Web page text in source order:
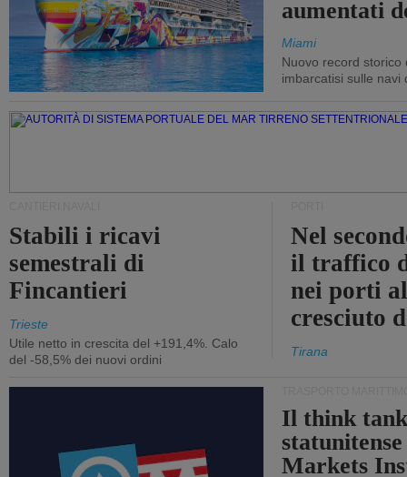
aumentati
Miami
Nuovo record storico
imbarcatisi sulle navi
Stabili i ricavi
semestrali di
Fincantieri
Trieste
Utile netto in crescita del +191,4%. Calo
del -58,5% dei nuovi ordini
Nel
il traffico
nei porti
cresciuto
Tirana
Il think
Markets